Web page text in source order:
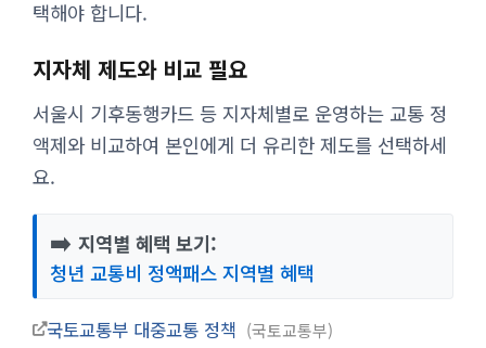
택해야 합니다.
지자체 제도와 비교 필요
서울시 기후동행카드 등 지자체별로 운영하는 교통 정
액제와 비교하여 본인에게 더 유리한 제도를 선택하세
요.
➡️ 지역별 혜택 보기:
청년 교통비 정액패스 지역별 혜택
국토교통부 대중교통 정책 국토교통부